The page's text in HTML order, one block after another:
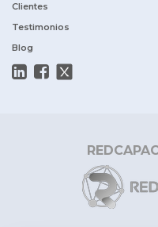
Clientes
Testimonios
Blog